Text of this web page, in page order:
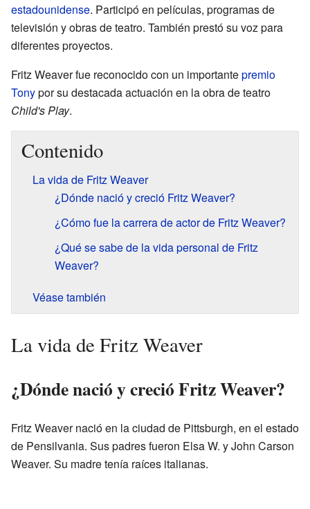
estadounidense. Participó en películas, programas de
televisión y obras de teatro. También prestó su voz para
diferentes proyectos.
Fritz Weaver fue reconocido con un importantepremio
Tonypor su destacada actuación en la obra de teatro
Child's Play.
Contenido
La vida de Fritz Weaver
¿Dónde nació y creció Fritz Weaver?
¿Cómo fue la carrera de actor de Fritz Weaver?
¿Qué se sabe de la vida personal de Fritz
Weaver?
Véase también
La vida de Fritz Weaver
¿Dónde nació y creció Fritz Weaver?
Fritz Weaver nació en la ciudad de Pittsburgh, en el estado
de Pensilvania. Sus padres fueron Elsa W. y John Carson
Weaver. Su madre tenía raíces italianas.